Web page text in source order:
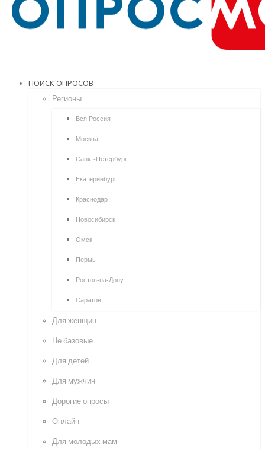
ПОИСК ОПРОСОВ
Регионы
Вся Россия
Москва
Санкт-Петербург
Екатеринбург
Краснодар
Новосибирск
Омск
Пермь
Ростов-на-Дону
Саратов
Для женщин
Не базовые
Для детей
Для мужчин
Дорогие опросы
Онлайн
Для молодых мам